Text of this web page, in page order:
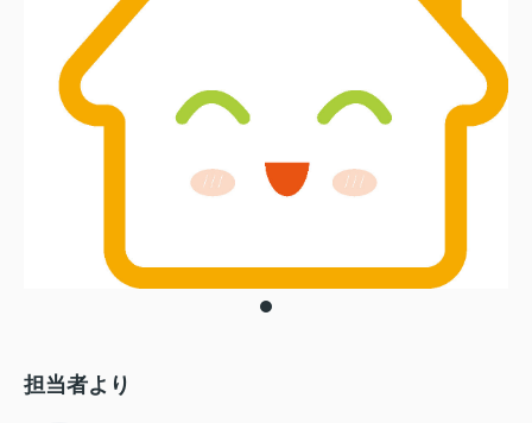
担当者より